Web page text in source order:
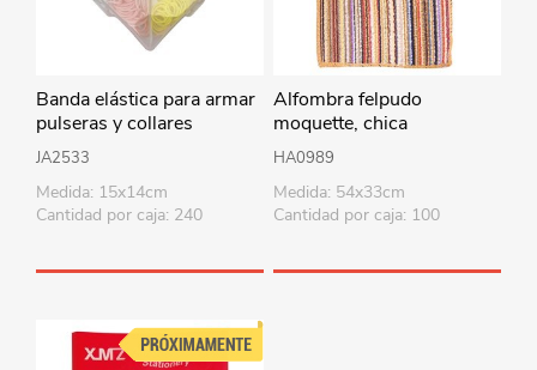
Banda elástica para armar
pulseras y collares
JA2533
Medida: 15x14cm
Cantidad por caja: 240
Alfombra felpudo
moquette, chica
HA0989
Medida: 54x33cm
Cantidad por caja: 100